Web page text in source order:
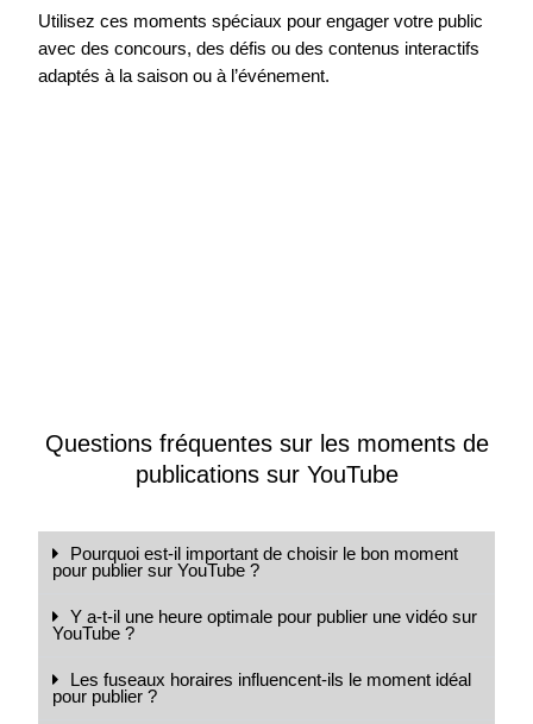
Utilisez ces moments spéciaux pour engager votre public
avec des concours, des défis ou des contenus interactifs
adaptés à la saison ou à l’événement.
Questions fréquentes sur les moments de
publications sur YouTube
Pourquoi est-il important de choisir le bon moment
pour publier sur YouTube ?
Y a-t-il une heure optimale pour publier une vidéo sur
YouTube ?
Les fuseaux horaires influencent-ils le moment idéal
pour publier ?